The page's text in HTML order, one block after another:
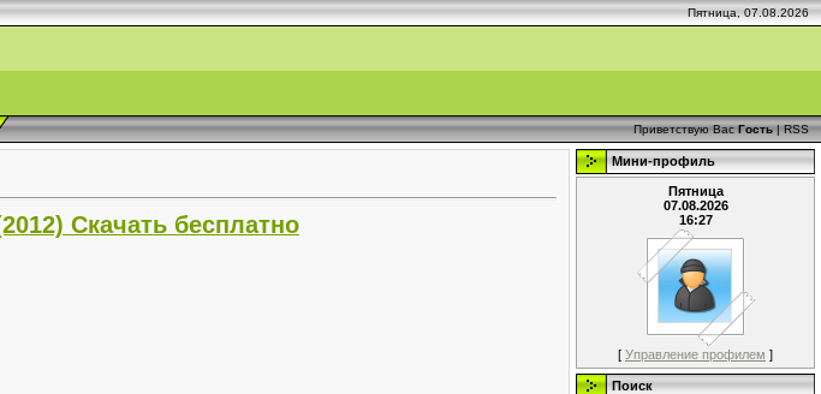
Пятница, 07.08.2026
Приветствую Вас Гость|RSS
Скачать бесплатно
Мини-профиль
Пятница
07.08.2026
16:27
[ Управление профилем ]
Поиск